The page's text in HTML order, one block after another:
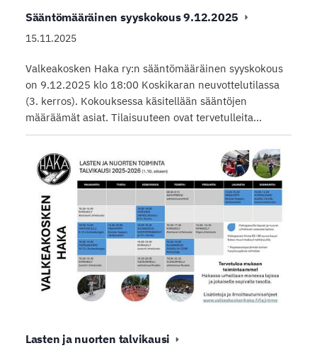
Sääntömääräinen syyskokous 9.12.2025
15.11.2025
Valkeakosken Haka ry:n sääntömääräinen syyskokous
on 9.12.2025 klo 18:00 Koskikaran neuvottelutilassa
(3. kerros). Kokouksessa käsitellään sääntöjen
määräämät asiat. Tilaisuuteen ovat tervetulleita…
Lasten ja nuorten talvikausi